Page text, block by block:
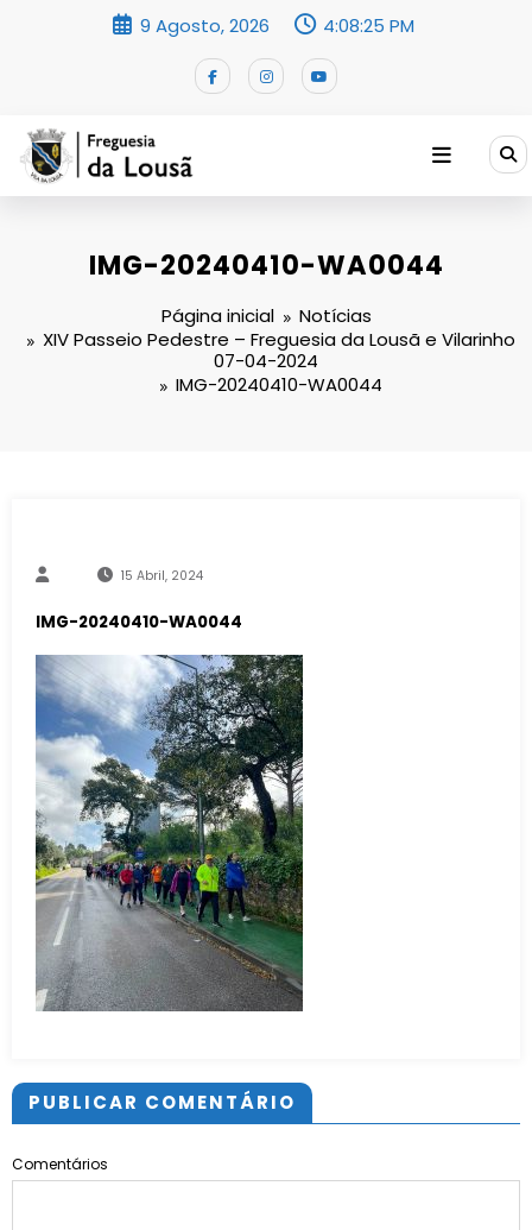
9 Agosto, 2026 4:08:26 PM
IMG-20240410-WA0044
Página inicial
Notícias
XIV Passeio Pedestre – Freguesia da Lousã e Vilarinho
07-04-2024
IMG-20240410-WA0044
15 Abril, 2024
IMG-20240410-WA0044
PUBLICAR COMENTÁRIO
Comentários